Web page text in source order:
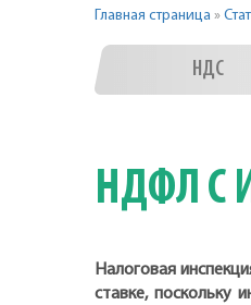
Главная страница »
НДС
НДФЛ С
Налоговая
ставке, поскольку